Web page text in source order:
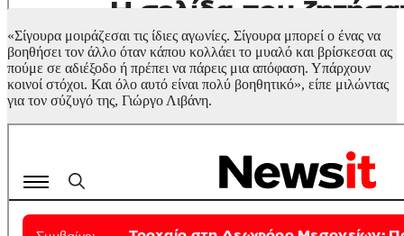
«Σίγουρα μοιράζεσαι τις ίδιες αγωνίες. Σίγουρα μπορεί ο ένας να
βοηθήσει τον άλλο όταν κάπου κολλάει το μυαλό και βρίσκεσαι ας
πούμε σε αδιέξοδο ή πρέπει να πάρεις μια απόφαση. Υπάρχουν
κοινοί στόχοι. Και όλο αυτό είναι πολύ βοηθητικό», είπε μιλώντας
για τον σύζυγό της, Γιώργο Λιβάνη.